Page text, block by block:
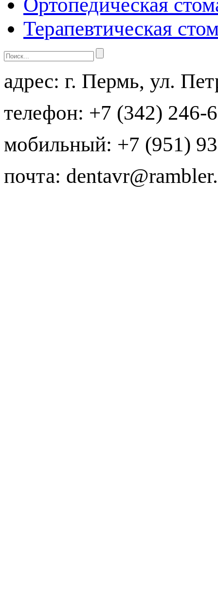
Ортопедическая
Терапевтическая
адрес: г. Пермь, ул.
телефон: +7 (342) 246-
мобильный: +7 (951)
почта: